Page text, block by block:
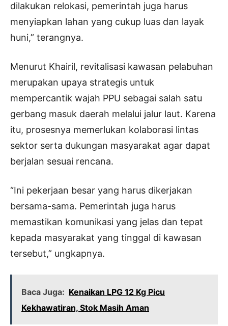
dilakukan relokasi, pemerintah juga harus
menyiapkan lahan yang cukup luas dan layak
huni,” terangnya.
Menurut Khairil, revitalisasi kawasan pelabuhan
merupakan upaya strategis untuk
mempercantik wajah PPU sebagai salah satu
gerbang masuk daerah melalui jalur laut. Karena
itu, prosesnya memerlukan kolaborasi lintas
sektor serta dukungan masyarakat agar dapat
berjalan sesuai rencana.
“Ini pekerjaan besar yang harus dikerjakan
bersama-sama. Pemerintah juga harus
memastikan komunikasi yang jelas dan tepat
kepada masyarakat yang tinggal di kawasan
tersebut,” ungkapnya.
Baca Juga: Kenaikan LPG 12 Kg Picu
Kekhawatiran, Stok Masih Aman